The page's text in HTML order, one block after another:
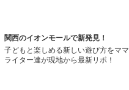
関西のイオンモールで新発見！
子どもと楽しめる新しい遊び方をママ
ライター達が現地から最新リポ！